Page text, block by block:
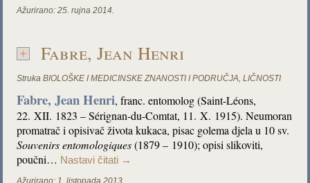
Ažurirano: 25. rujna 2014.
Fabre, Jean Henri
Struka BIOLOŠKE I MEDICINSKE ZNANOSTI I PODRUČJA,LIČNOSTI
Fabre, Jean Henri, franc. entomolog (Saint-Léons,
22. XII. 1823 – Sérignan-du-Comtat, 11. X. 1915). Neumoran
promatrač i opisivač života kukaca, pisac golema djela u 10 sv.
Souvenirs entomologiques(1879 – 1910); opisi slikoviti,
poučni… Nastavi čitati →
Ažurirano: 1. listopada 2013.